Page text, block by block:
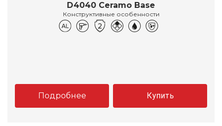
D4040 Ceramo Base
Конструктивные особенности
Подробнее Купить